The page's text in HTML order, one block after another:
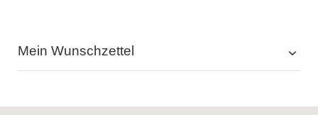
Mein Wunschzettel